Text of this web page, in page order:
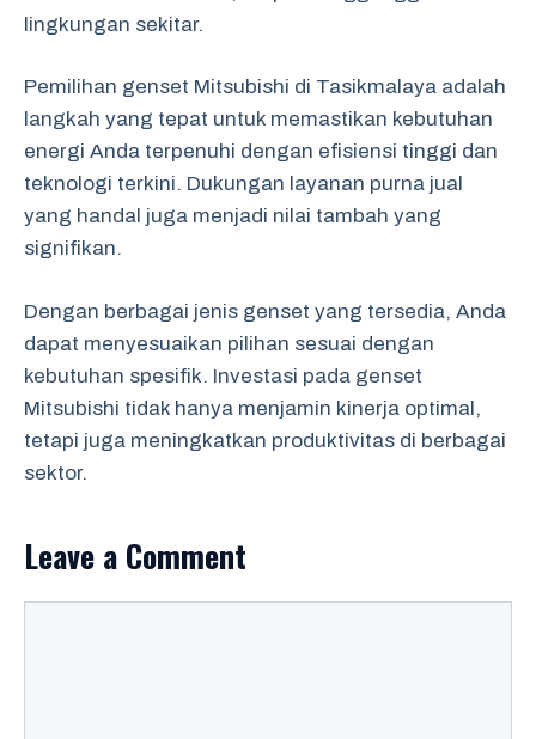
lingkungan sekitar.
Pemilihan genset Mitsubishi di Tasikmalaya adalah
langkah yang tepat untuk memastikan kebutuhan
energi Anda terpenuhi dengan efisiensi tinggi dan
teknologi terkini. Dukungan layanan purna jual
yang handal juga menjadi nilai tambah yang
signifikan.
Dengan berbagai jenis genset yang tersedia, Anda
dapat menyesuaikan pilihan sesuai dengan
kebutuhan spesifik. Investasi pada genset
Mitsubishi tidak hanya menjamin kinerja optimal,
tetapi juga meningkatkan produktivitas di berbagai
sektor.
Leave a Comment